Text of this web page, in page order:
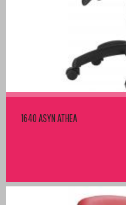
1640 ASYN ATHEA